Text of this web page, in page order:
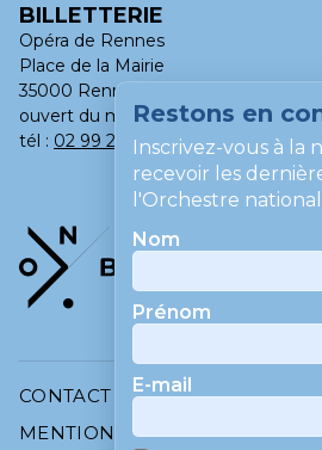
BILLETTERIE
Opéra de Rennes
Place de la Mairie
35000 Rennes
ouvert du mardi au samedi, de 13h à
tél : 02 99 275 275
CONTACT
MENTIONS LÉGALES
Restons en
Inscrivez-vous à la
recevoir les
l'Orchestre
Nom
Prénom
E-mail